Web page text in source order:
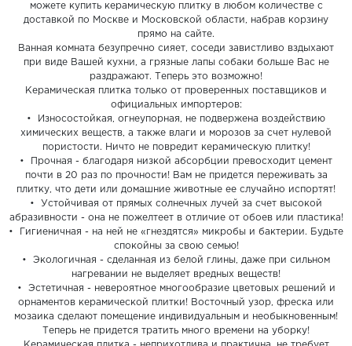
можете купить керамическую плитку в любом количестве с
доставкой по Москве и Московской области, набрав корзину
прямо на сайте.
Ванная комната безупречно сияет, соседи завистливо вздыхают
при виде Вашей кухни, а грязные лапы собаки больше Вас не
раздражают. Теперь это возможно!
Керамическая плитка только от проверенных поставщиков и
официальных импортеров:
• Износостойкая, огнеупорная, не подвержена воздействию
химических веществ, а также влаги и морозов за счет нулевой
пористости. Ничто не повредит керамическую плитку!
• Прочная - благодаря низкой абсорбции превосходит цемент
почти в 20 раз по прочности! Вам не придется переживать за
плитку, что дети или домашние животные ее случайно испортят!
• Устойчивая от прямых солнечных лучей за счет высокой
абразивности - она не пожелтеет в отличие от обоев или пластика!
• Гигиеничная - на ней не «гнездятся» микробы и бактерии. Будьте
спокойны за свою семью!
• Экологичная - сделанная из белой глины, даже при сильном
нагревании не выделяет вредных веществ!
• Эстетичная - невероятное многообразие цветовых решений и
орнаментов керамической плитки! Восточный узор, фреска или
мозаика сделают помещение индивидуальным и необыкновенным!
Теперь не придется тратить много времени на уборку!